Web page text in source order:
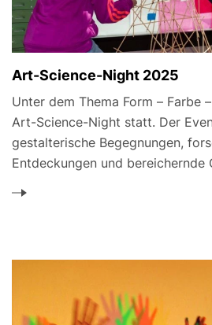
Art-Science-Night 2025
Unter dem Thema Form – Farbe
Art-Science-Night statt. Der
gestalterische Begegnungen,
Entdeckungen und bereichernde